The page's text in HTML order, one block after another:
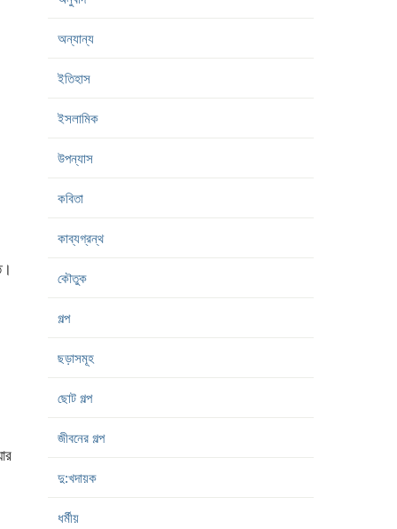
অন্যান্য
ইতিহাস
ইসলামিক
উপন্যাস
কবিতা
কাব্যগ্রন্থ
কৌতুক
গল্প
ছড়াসমূহ
ছোট গল্প
জীবনের গল্প
দু:খদায়ক
ধর্মীয়